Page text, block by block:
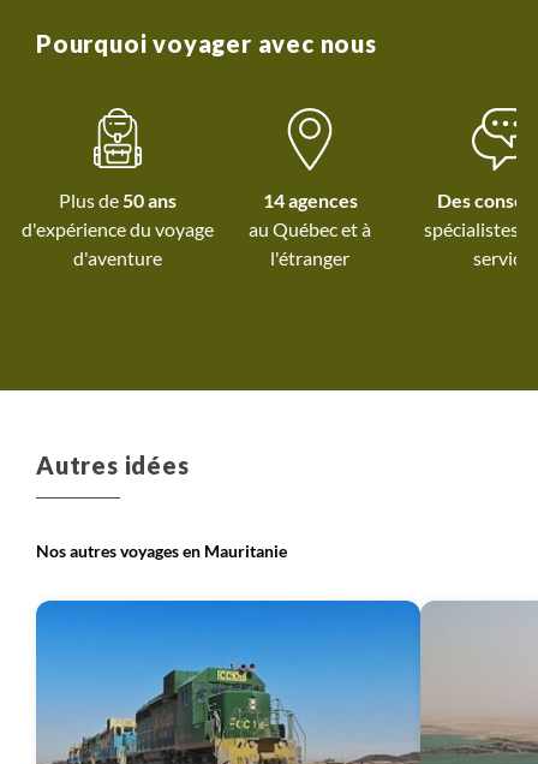
Pourquoi voyager avec nous
Plus de50 ans
d'expérience du voyage
d'aventure
14 agences
au Québec età
l'étranger
Des
spécialistes
service
Autres idées
Nos autres voyages en Mauritanie